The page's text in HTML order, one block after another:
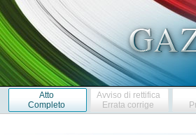
Atto
Completo
Avviso di rettifica
Errata corrige